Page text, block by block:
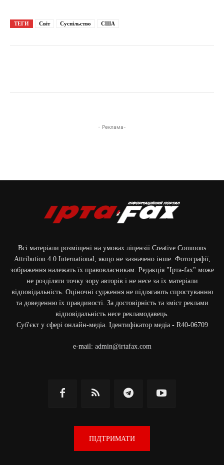
ТЕГИ Світ Суспільство США
- Реклама-
Всі матеріали розміщені на умовах ліцензії Creative Commons
Attribution 4.0 International, якщо не зазначено інше. Фотографії,
зображення належать їх правовласникам. Редакція "Ірта-fax" може
не розділяти точку зору авторів і не несе за їх матеріали
відповідальність. Оціночні судження не підлягають спростуванню
та доведенню їх правдивості. За достовірність та зміст реклами
відповідальність несе рекламодавець.
Cуб'єкт у сфері онлайн-медіа. Ідентифікатор медіа - R40-06709
e-mail: admin@irtafax.com
ПІДТРИМАТИ